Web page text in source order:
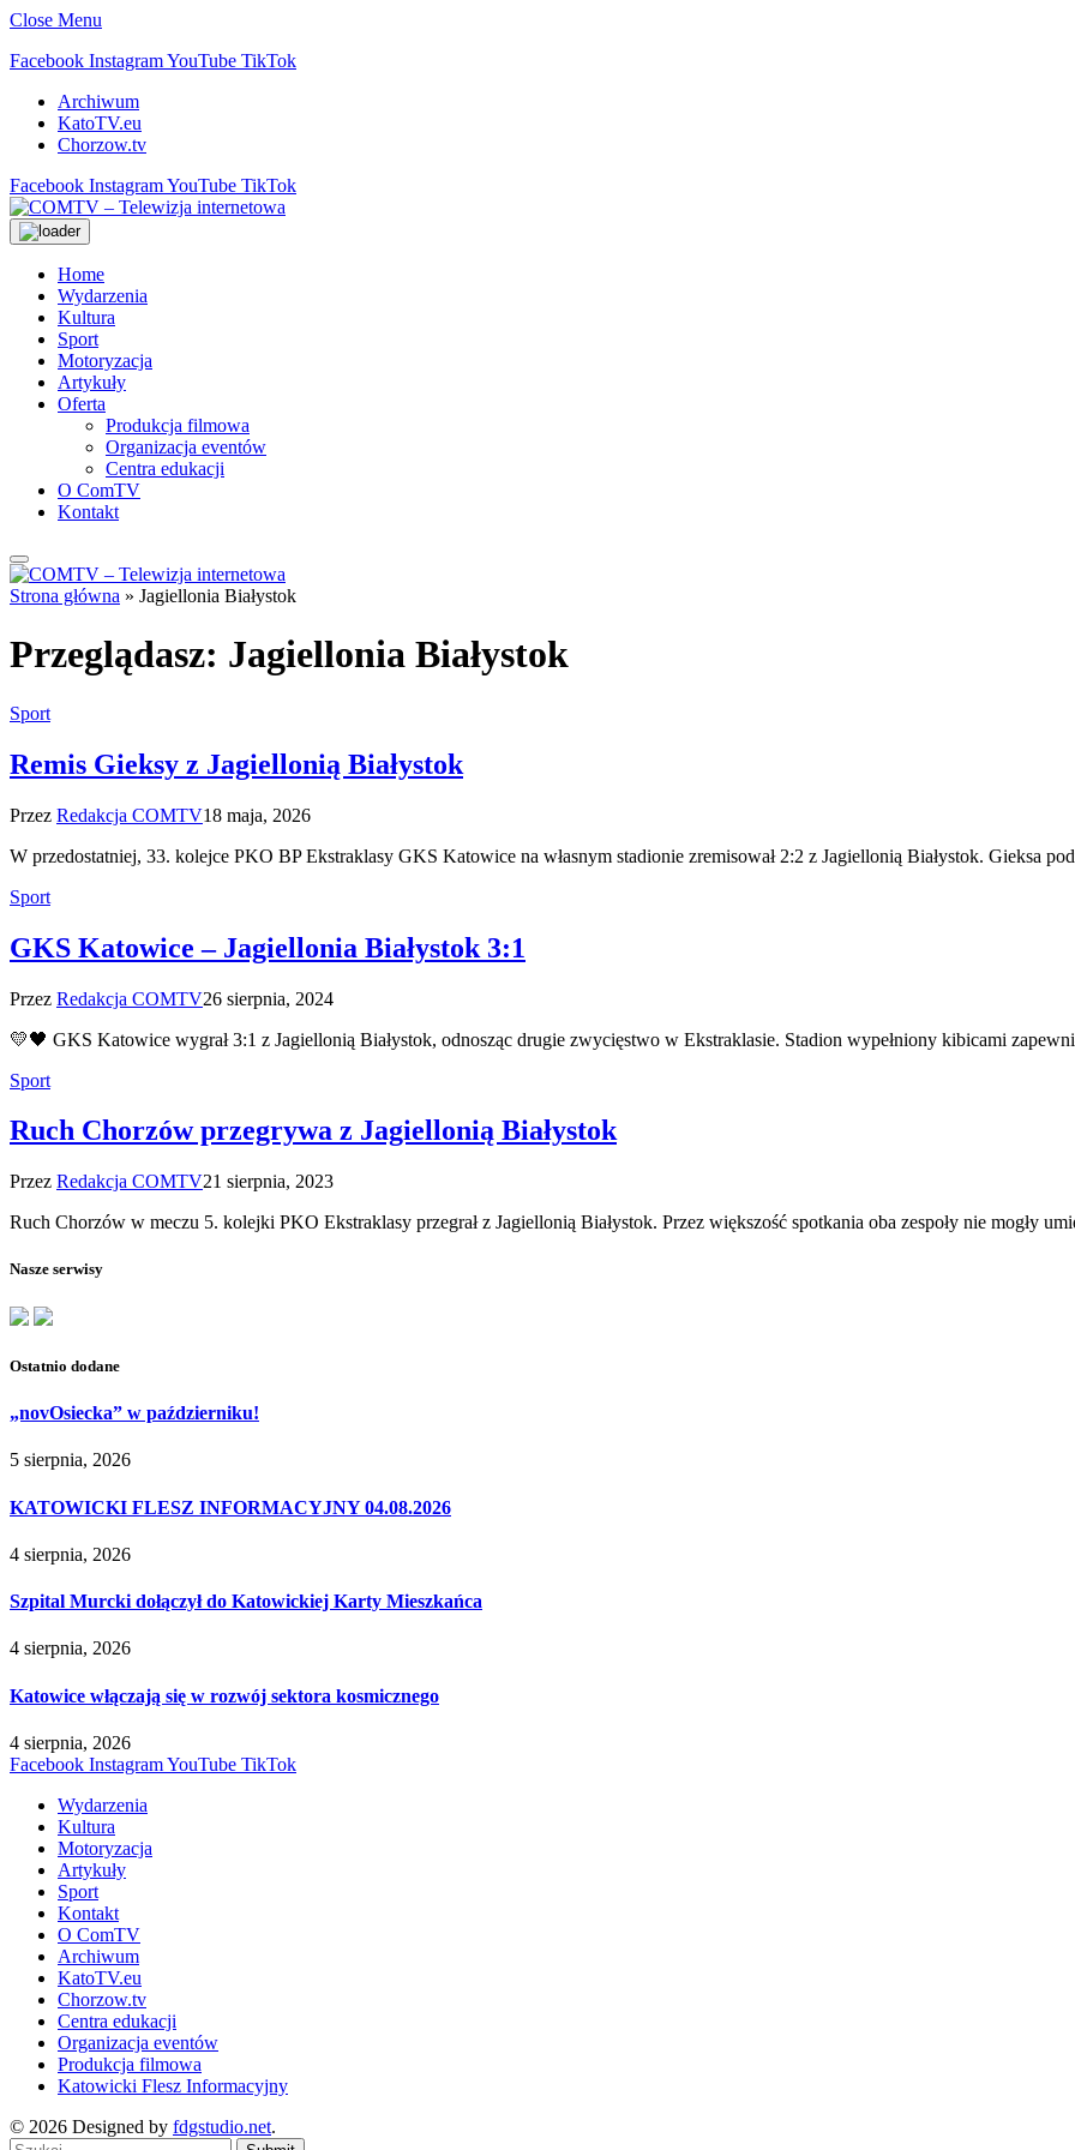
Close Menu
Facebook InstagramYouTube TikTok
Archiwum
KatoTV.eu
Chorzow.tv
Facebook InstagramYouTube TikTok
Home
Wydarzenia
Kultura
Sport
Motoryzacja
Artykuły
Oferta
Produkcja filmowa
Organizacja eventów
Centra edukacji
O ComTV
Kontakt
Strona główna » Jagiellonia Białystok
Przeglądasz: Jagiellonia Białystok
Sport
Remis Gieksy z Jagiellonią Białystok
Przez Redakcja COMTV18 maja, 2026
W przedostatniej, 33. kolejce PKO BP Ekstraklasy GKS Katowice na własnym stadionie zremisował 2:2 z Jagiellonią Białystok. Gieksa
Sport
GKS Katowice – Jagiellonia Białystok 3:1
Przez Redakcja COMTV26 sierpnia, 2024
💛🖤 GKS Katowice wygrał 3:1 z Jagiellonią Białystok, odnosząc drugie zwycięstwo w Ekstraklasie. Stadion wypełniony kibicami
Sport
Ruch Chorzów przegrywa z Jagiellonią Białystok
Przez Redakcja COMTV21 sierpnia, 2023
Ruch Chorzów w meczu 5. kolejki PKO Ekstraklasy przegrał z Jagiellonią Białystok. Przez większość spotkania oba zespoły nie mogły
Nasze serwisy
Ostatnio dodane
„novOsiecka” w październiku!
5 sierpnia, 2026
KATOWICKI FLESZ INFORMACYJNY 04.08.2026
4 sierpnia, 2026
Szpital Murcki dołączył do Katowickiej Karty Mieszkańca
4 sierpnia, 2026
Katowice włączają się w rozwój sektora kosmicznego
4 sierpnia, 2026
Facebook InstagramYouTube TikTok
Wydarzenia
Kultura
Motoryzacja
Artykuły
Sport
Kontakt
O ComTV
Archiwum
KatoTV.eu
Chorzow.tv
Centra edukacji
Organizacja eventów
Produkcja filmowa
Katowicki Flesz Informacyjny
© 2026 Designed by fdgstudio.net.